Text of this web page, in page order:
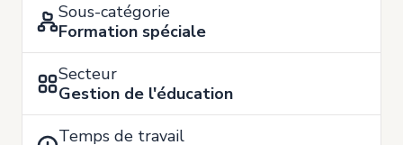
Sous-catégorie
Formation spéciale
Secteur
Gestion de l'éducation
Temps de travail